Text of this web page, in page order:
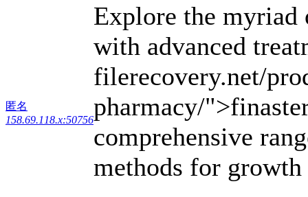
匿名
158.69.118.x:50756
Explore the myriad
with advanced
filerecovery.net/
pharmacy/
comprehensive
methods for